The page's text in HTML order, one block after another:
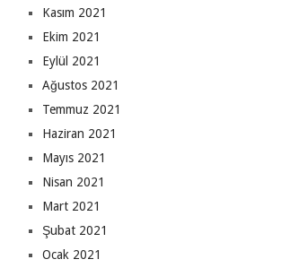
Kasım 2021
Ekim 2021
Eylül 2021
Ağustos 2021
Temmuz 2021
Haziran 2021
Mayıs 2021
Nisan 2021
Mart 2021
Şubat 2021
Ocak 2021